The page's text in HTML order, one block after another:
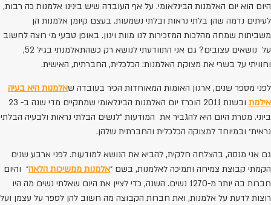
היום הוא יום האלמנות הבינלאומי. על אף העובדה שיש בינינו אלמנות כה רבות,
לעיתים נדמה שהן בלתי נראות ובלתי נשמעות. בעצם קיומן אלמנות הן
משביתות שמחה מהלכות המזכירות לנו מוות ויגון. באופן טבעי מי רוצה לחשוב
על נושאים עצובים? גם אני התוודעתי לנושא רק כשהתאלמנתי בגיל 52,
וחוויתי על בשרי את מצוקת האלמנות: הכלכלית, החברתית, האישית.
לפני מספר שנים, ארגון האומות המאוחדות הכיר בעובדה שאלמנות היא בעיה
אילמת
ובשנת 2011 הוכרז יום האלמנות הבינלאומי שמתקיים מדי שנה ב- 23
ביוני. מטרת היום היא להגביר את המודעות ״לנשים הבלתי נראות ולבעיה הבלתי
נראית״ ובמיוחד למצוקה הכלכלית והחברתית שלהן.
גם אני מנסה, בהצלחה חלקית, להביא את הנושא למודעות. לפני ארבע שנים
הקמתי קבוצת צמיחה ותמיכה לאלמנות, בשם ״אלמנות ממשיכות הלאה״ והיום
חברות בה יותר מ-1270 נשים. השנה, כדי לציין את היום שאלתי נשים מה היו
רוצות לדעת על אלמנוּת, ואת חברות הקבוצה מה חשוב להן לספר על עצמן ועל